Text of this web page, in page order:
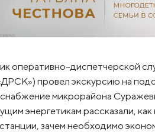
оперативно-диспетчерской
провел экскурсию на
микрорайона
энергетикам рассказали,
зачем необходимо